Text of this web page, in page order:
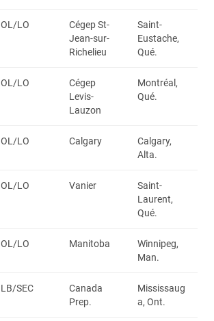
OL/LO
Cégep St-
Jean-sur-
Richelieu
Saint-
Eustache,
Qué.
OL/LO
Cégep
Levis-
Lauzon
Montréal,
Qué.
OL/LO Calgary
Calgary,
Alta.
OL/LO Vanier
Saint-
Laurent,
Qué.
OL/LO Manitoba
Winnipeg,
Man.
LB/SEC
Canada
Prep.
Mississaug
a, Ont.